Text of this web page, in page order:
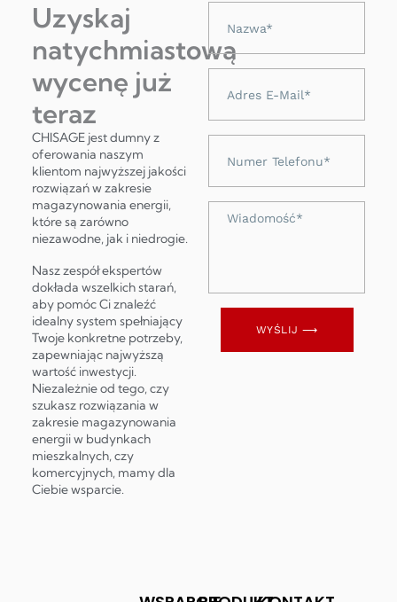
Uzyskaj
natychmiastową
wycenę już
teraz
CHISAGE jest dumny z
oferowania naszym
klientom najwyższej jakości
rozwiązań w zakresie
magazynowania energii,
które są zarówno
niezawodne, jak i niedrogie.
Nasz zespół ekspertów
dokłada wszelkich starań,
aby pomóc Ci znaleźć
idealny system spełniający
Twoje konkretne potrzeby,
zapewniając najwyższą
wartość inwestycji.
Niezależnie od tego, czy
szukasz rozwiązania w
zakresie magazynowania
energii w budynkach
mieszkalnych, czy
komercyjnych, mamy dla
Ciebie wsparcie.
telefonu
WYŚLIJ ⟶